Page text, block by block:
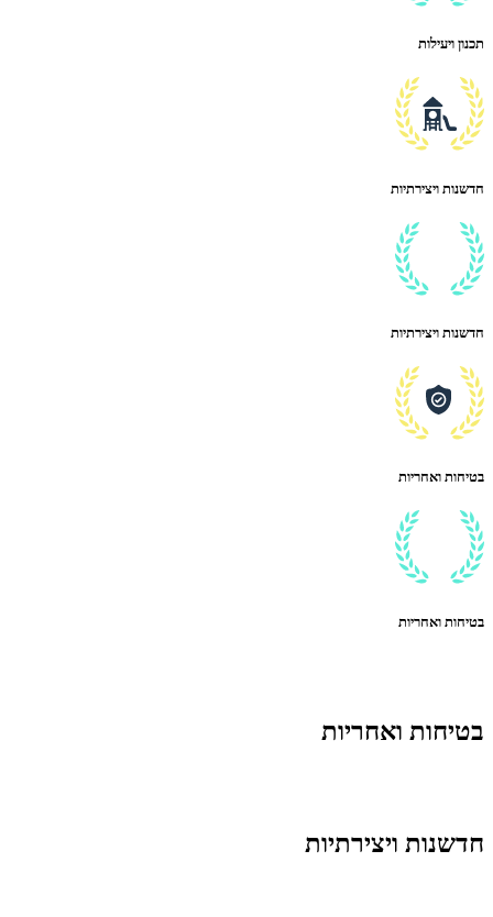
תכנון ויעילות
חדשנות ויצירתיות
חדשנות ויצירתיות
בטיחות ואחריות
בטיחות ואחריות
בטיחות ואחריות
חדשנות ויצירתיות